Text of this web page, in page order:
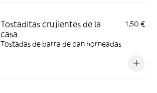
Tostaditas crujientes de la
casa
1,50 €
Tostadas de barra de pan horneadas